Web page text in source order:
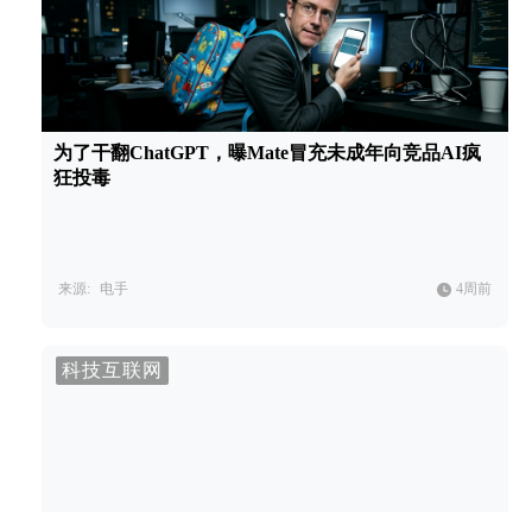
为了干翻ChatGPT，曝Mate冒充未成年向竞品AI疯
狂投毒
来源: 电手 4周前
科技互联网